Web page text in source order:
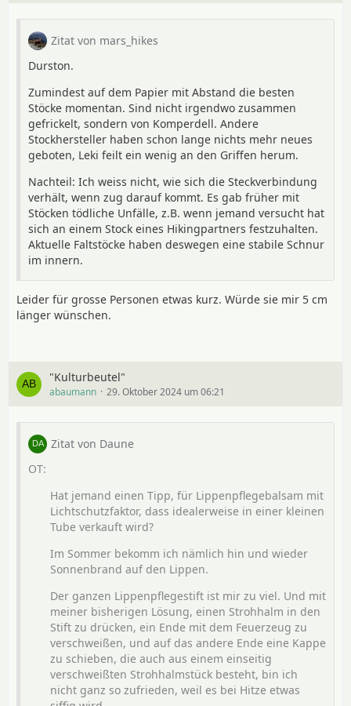
Zitat von mars_hikes
Durston.
Zumindest auf dem Papier mit Abstand die besten
Stöcke momentan. Sind nicht irgendwo zusammen
gefrickelt, sondern von Komperdell. Andere
Stockhersteller haben schon lange nichts mehr neues
geboten, Leki feilt ein wenig an den Griffen herum.
Nachteil: Ich weiss nicht, wie sich die Steckverbindung
verhält, wenn zug darauf kommt. Es gab früher mit
Stöcken tödliche Unfälle, z.B. wenn jemand versucht hat
sich an einem Stock eines Hikingpartners festzuhalten.
Aktuelle Faltstöcke haben deswegen eine stabile Schnur
im innern.
Leider für grosse Personen etwas kurz. Würde sie mir 5 cm
länger wünschen.
"Kulturbeutel"
abaumann 29. Oktober 2024 um 06:21
Zitat von Daune
Hat jemand einen Tipp, für Lippenpflegebalsam mit
Lichtschutzfaktor, dass idealerweise in einer kleinen
Tube verkauft wird?
Im Sommer bekomm ich nämlich hin und wieder
Sonnenbrand auf den Lippen.
Der ganzen Lippenpflegestift ist mir zu viel. Und mit
meiner bisherigen Lösung, einen Strohhalm in den
Stift zu drücken, ein Ende mit dem Feuerzeug zu
verschweißen, und auf das andere Ende eine Kappe
zu schieben, die auch aus einem einseitig
verschweißten Strohhalmstück besteht, bin ich
nicht ganz so zufrieden, weil es bei Hitze etwas